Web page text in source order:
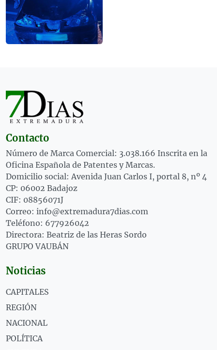
Contacto
Número de Marca Comercial: 3.038.166 Inscrita en la
Oficina Española de Patentes y Marcas.
Domicilio social: Avenida Juan Carlos I, portal 8, nº 4
CP: 06002 Badajoz
CIF: 08856071J
Correo: info@extremadura7dias.com
Teléfono: 677926042
Directora: Beatriz de las Heras Sordo
GRUPO VAUBÁN
Noticias
CAPITALES
REGIÓN
NACIONAL
POLÍTICA